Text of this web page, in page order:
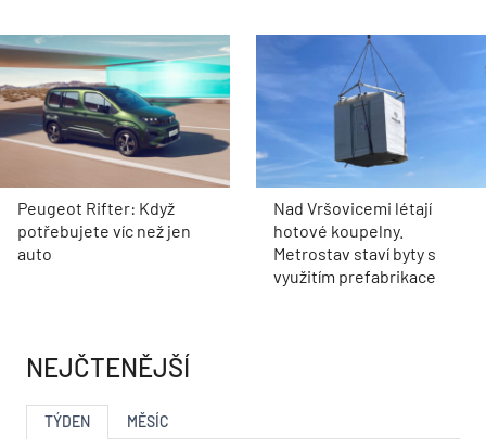
Peugeot Rifter: Když
potřebujete víc než jen
auto
Nad Vršovicemi létají
hotové koupelny.
Metrostav staví byty s
využitím prefabrikace
NEJČTENĚJŠÍ
TÝDEN MĚSÍC